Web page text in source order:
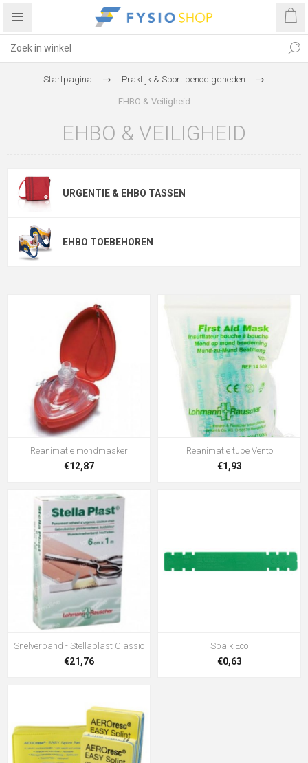
Startpagina Praktijk & Sport benodigdheden
EHBO & Veiligheid
EHBO & VEILIGHEID
URGENTIE & EHBO TASSEN
EHBO TOEBEHOREN
Reanimatie mondmasker
€12,87
Reanimatie tube Vento
€1,93
Snelverband - Stellaplast Classic
€21,76
Spalk Eco
€0,63